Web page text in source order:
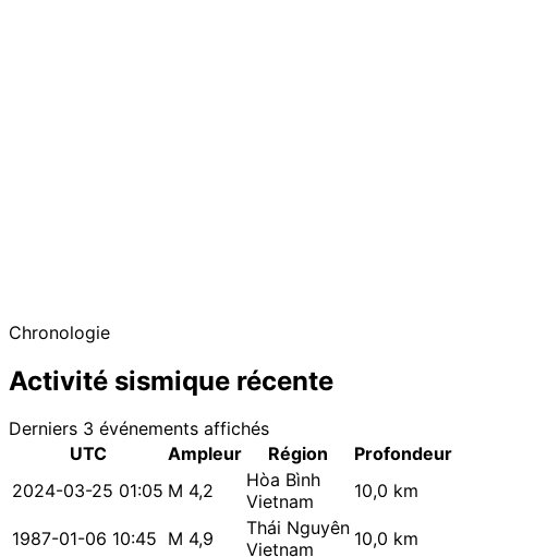
Chronologie
Activité sismique récente
Derniers 3 événements affichés
UTC
Ampleur Région
Profondeur
2024-03-25 01:05 M 4,2
Hòa Bình
Vietnam
10,0 km
1987-01-06 10:45 M 4,9
Thái Nguyên
Vietnam
10,0 km